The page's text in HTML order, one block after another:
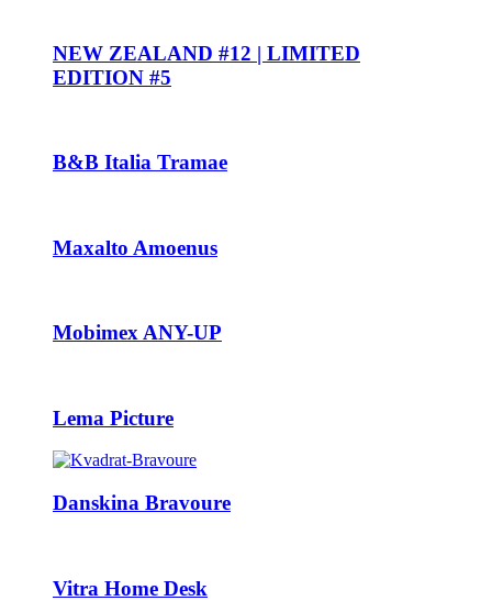
NEW ZEALAND #12 | LIMITED
EDITION #5
B&B Italia Tramae
Maxalto Amoenus
Mobimex ANY-UP
Lema Picture
Danskina Bravoure
Vitra Home Desk